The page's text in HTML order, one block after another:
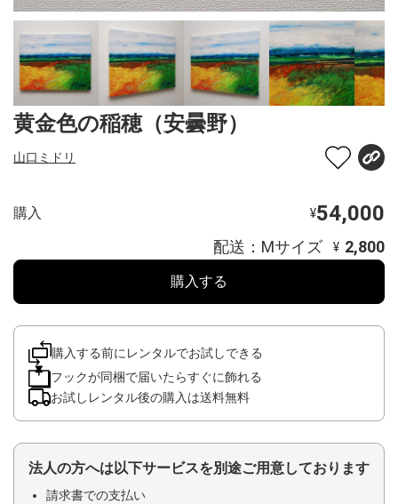
黄金色の稲穂（安曇野）
山口ミドリ
購入 ¥54,000
配送：Mサイズ ¥ 2,800
購入する
購入する前にレンタルでお試しできる
フックが同梱で届いたらすぐに飾れる
お試しレンタル後の購入は送料無料
法人の方へは以下サービスを別途ご用意しております
請求書での支払い